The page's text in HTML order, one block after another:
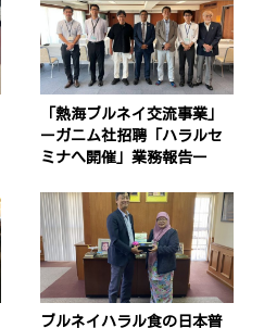
「熱海ブルネイ交流事業」
ーガニム社招聘「ハラルセ
ミナへ開催」業務報告ー
ブルネイハラル食の日本普